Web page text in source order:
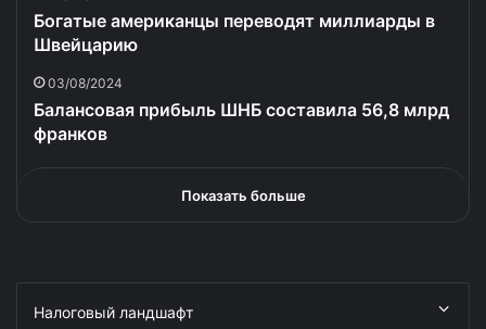
Богатые американцы переводят миллиарды в
Швейцарию
03/08/2024
Балансовая прибыль ШНБ составила 56,8 млрд
франков
Показать больше
Налоговый ландшафт